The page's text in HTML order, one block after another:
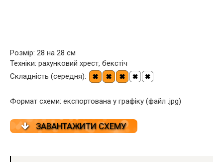
Розмір: 28 на 28 см
Техніки: рахунковий хрест, бекстіч
Складність (середня):
Формат схеми: експортована у графіку (файл .jpg)
ЗАВАНТАЖИТИ СХЕМУ